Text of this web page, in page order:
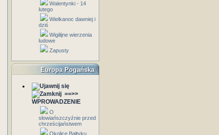
Walentynki - 14
lutego
Wielkanoc dawniej i
dziś
Wigilijne wierzenia
ludowe
Zapusty
Europa Pogańska
==>>
WPROWADZENIE
O
słowiańszczyźnie przed
chrześcijaństwem
Okolice Bałtyku